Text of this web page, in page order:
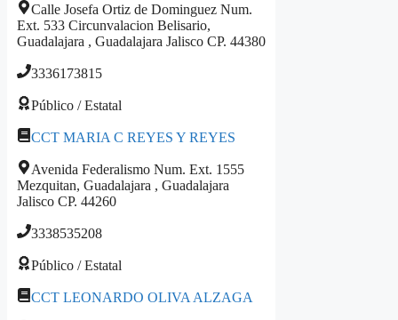
Calle Josefa Ortiz de Dominguez Num.
Ext. 533 Circunvalacion Belisario,
Guadalajara , Guadalajara Jalisco CP. 44380
3336173815
Público / Estatal
CCT MARIA C REYES Y REYES
Avenida Federalismo Num. Ext. 1555
Mezquitan, Guadalajara , Guadalajara
Jalisco CP. 44260
3338535208
Público / Estatal
CCT LEONARDO OLIVA ALZAGA